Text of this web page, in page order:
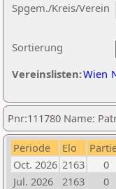
Sortierung
Spgem./Kreis/Verein
Vereinslisten:Wien
Pnr:111780 Name:
Periode Elo
Oct. 2026 2163 0
Jul. 2026
2163 0